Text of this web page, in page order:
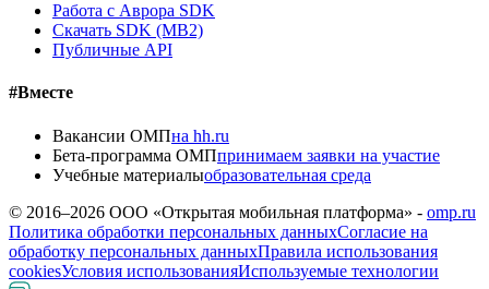
Работа с Аврора SDK
Скачать SDK (MB2)
Публичные API
#Вместе
Вакансии ОМПна hh.ru
Бета-программа ОМПпринимаем заявки на участие
Учебные материалыобразовательная среда
© 2016–2026 ООО «Открытая мобильная платформа» - omp.ru
Политика обработки персональных данныхСогласие на
обработку персональных данныхПравила использования
cookiesУсловия использованияИспользуемые технологии